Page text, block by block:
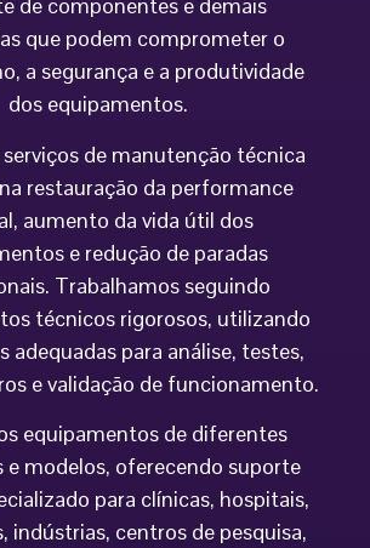
de componentes e demais
que podem comprometer o
a segurança e a produtividade
dos equipamentos.
de manutenção técnica
restauração da performance
aumento da vida útil dos
e redução de paradas
Trabalhamos seguindo
técnicos rigorosos, utilizando
adequadas para análise, testes,
e validação de funcionamento.
equipamentos de diferentes
e modelos, oferecendo suporte
para clínicas, hospitais,
indústrias, centros de pesquisa,